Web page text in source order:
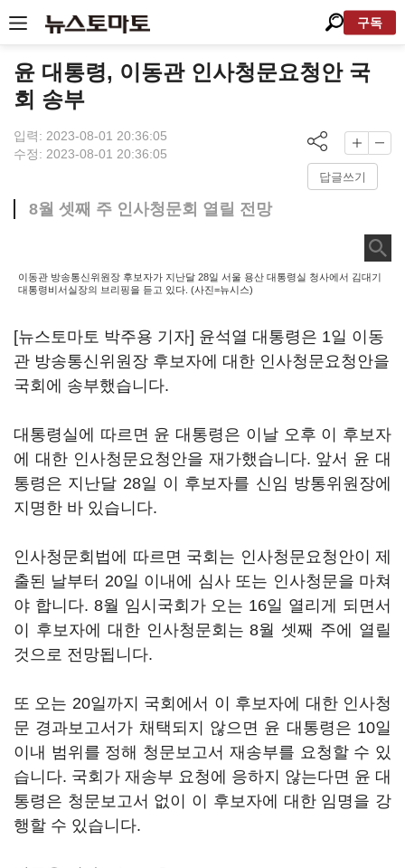
구독
윤 대통령, 이동관 인사청문요청안 국
회 송부
입력: 2023-08-01 20:36:05
수정: 2023-08-01 20:36:05
답글쓰기
8월 셋째 주 인사청문회 열릴 전망
이동관 방송통신위원장 후보자가 지난달 28일 서울 용산 대통령실 청사에서 김대기
대통령비서실장의 브리핑을 듣고 있다. (사진=뉴시스)
[뉴스토마토 박주용 기자] 윤석열 대통령은 1일 이동
관 방송통신위원장 후보자에 대한 인사청문요청안을
국회에 송부했습니다.
대통령실에 따르면 윤 대통령은 이날 오후 이 후보자
에 대한 인사청문요청안을 재가했습니다. 앞서 윤 대
통령은 지난달 28일 이 후보자를 신임 방통위원장에
지명한 바 있습니다.
인사청문회법에 따르면 국회는 인사청문요청안이 제
출된 날부터 20일 이내에 심사 또는 인사청문을 마쳐
야 합니다. 8월 임시국회가 오는 16일 열리게 되면서
이 후보자에 대한 인사청문회는 8월 셋째 주에 열릴
것으로 전망됩니다.
또 오는 20일까지 국회에서 이 후보자에 대한 인사청
문 경과보고서가 채택되지 않으면 윤 대통령은 10일
이내 범위를 정해 청문보고서 재송부를 요청할 수 있
습니다. 국회가 재송부 요청에 응하지 않는다면 윤 대
통령은 청문보고서 없이 이 후보자에 대한 임명을 강
행할 수 있습니다.